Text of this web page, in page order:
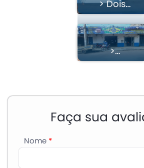
> Dois
Irmãos
Lava Car E
Estética
Automotiva
>
Eletrônica
Faça sua
Nome *